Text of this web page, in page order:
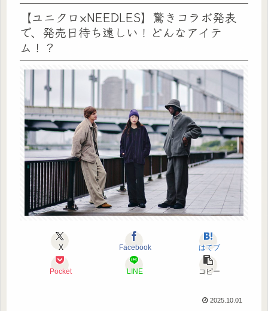
【ユニクロ×NEEDLES】驚きコラボ発表
で、発売日待ち遠しい！どんなアイテ
ム！？
X Facebook はてブ
Pocket LINE コピー
2025.10.01